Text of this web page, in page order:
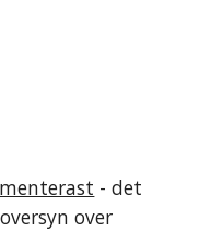
- det
over